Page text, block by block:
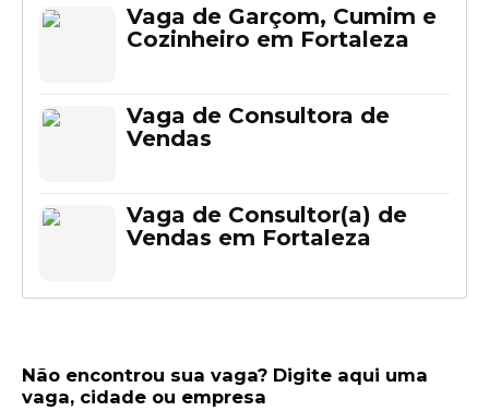
Vaga de Garçom, Cumim e
Cozinheiro em Fortaleza
Vaga de Consultora de
Vendas
Vaga de Consultor(a) de
Vendas em Fortaleza
Não encontrou sua vaga? Digite aqui uma
vaga, cidade ou empresa